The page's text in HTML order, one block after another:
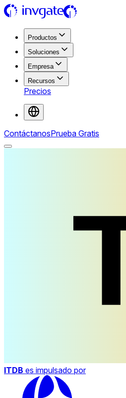
Productos
Soluciones
Empresa
Recursos
Precios
ContáctanosPrueba Gratis
ITDB es impulsado por